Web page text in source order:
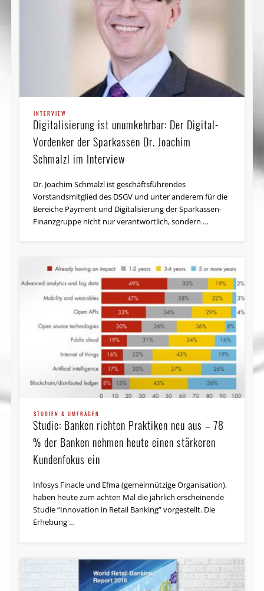
INTERVIEW
Digitalisierung ist unum­kehrbar: Der Digital-
Vordenker der Sparkassen Dr. Joachim
Schmalzl im Interview
Dr. Joachim Schmalzl ist geschäfts­führendes
Vorstandsmitglied des DSGV und unter anderem für die
Bereiche Payment und Digital­isierung der Sparkassen-
Finanz­gruppe nicht nur verantwortlich, sondern …
STUDIEN & UMFRAGEN
Studie: Banken richten Praktiken neu aus – 78
% der Banken nehmen heute einen stärkeren
Kundenfokus ein
Infosys Finacle und Efma (gemeinnützige Organisation),
haben heute zum achten Mal die jährlich erscheinende
Studie “Innovation in Retail Banking” vorgestellt. Die
Erhebung …